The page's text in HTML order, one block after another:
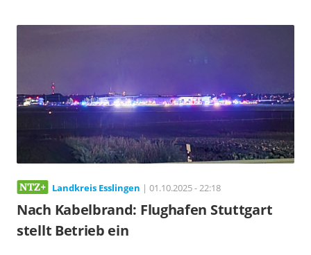
Landkreis Esslingen | 01.10.2025 - 22:18
Nach Kabelbrand: Flughafen Stuttgart
stellt Betrieb ein